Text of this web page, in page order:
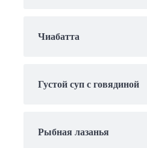
Чиабатта
Густой суп с говядиной
Рыбная лазанья